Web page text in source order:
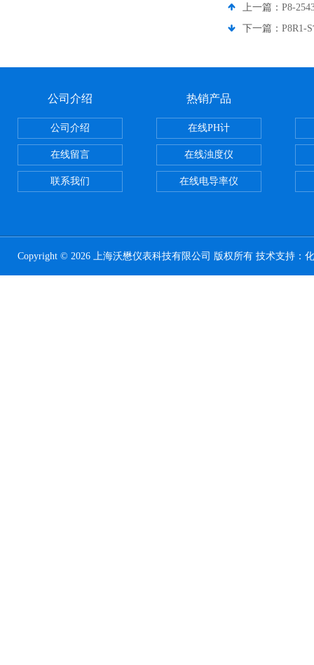
上一篇： P8-
下一篇： P8R1-
公司介绍
公司介绍
在线留言
联系我们
热销产品
在线PH计
在线浊度仪
在线电导率仪
Copyright © 2026 上海沃懋仪表科技有限公司 版权所有 技术支持：